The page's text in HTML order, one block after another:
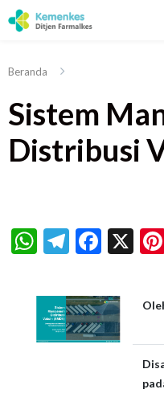
Beranda
Sistem
Distribusi
WhatsApp
X